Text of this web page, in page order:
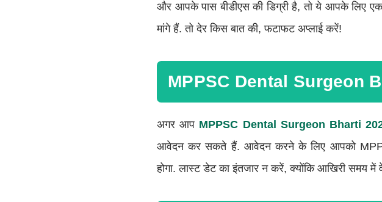
और आपके पास बीडीएस की डिग्री है, तो ये आपके लिए
मांगे हैं. तो देर किस बात की, फटाफट अप्लाई करें!
MPPSC Dental Surgeon
अगर आप MPPSC Dental Surgeon Bharti
आवेदन कर सकते हैं. आवेदन करने के लिए आपको
होगा. लास्ट डेट का इंतजार न करें, क्योंकि आखिरी समय